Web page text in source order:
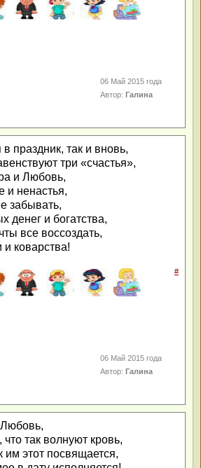
06 Май 2015 года
Автор:Галина
в праздник, так и вновь,
три «счастья»,
и Любовь,
и ненастья,
забывать,
денег и богатства,
все воссоздать,
коварства!
#
06 Май 2015 года
Автор:Галина
так волнуют кровь,
им этот посвящается,